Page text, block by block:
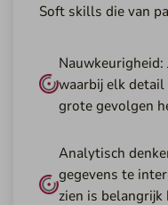
Soft skills die van
waarbij elk
grote gevolgen
Analytisch
gegevens te
zien is